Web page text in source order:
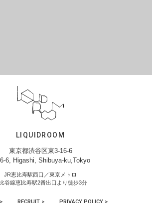
LIQUIDROOM
東京都渋谷区東3-16-6
6, Higashi, Shibuya-ku,Tokyo
JR恵比寿駅西口／東京メトロ
谷線恵比寿駅2番出口より徒歩3分